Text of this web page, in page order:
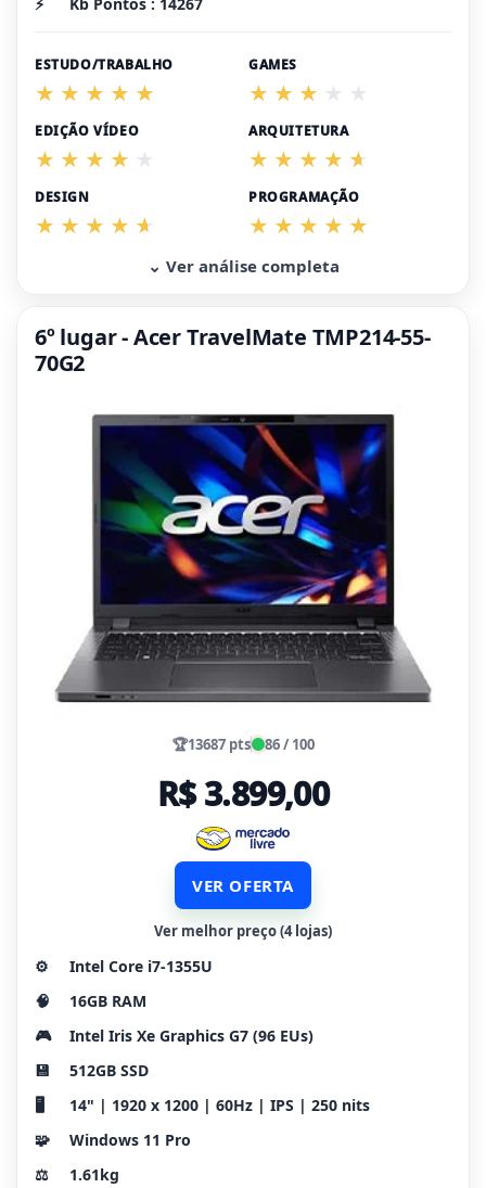
ESTUDO/TRABALHO GAMES
EDIÇÃO VÍDEO ARQUITETURA
DESIGN PROGRAMAÇÃO
⌄ Ver análise completa
6º lugar - Acer TravelMate TMP214-55-
70G2
🏆13687 pts 86 / 100
R$ 3.899,00
VER OFERTA
Ver melhor preço (4 lojas)
⚙️
Intel Core i7-1355U
🧠
16GB RAM
🎮
Intel Iris Xe Graphics G7 (96 EUs)
💾
512GB SSD
🖥️
14" | 1920 x 1200 | 60Hz | IPS | 250 nits
🧩
Windows 11 Pro
⚖️
1.61kg